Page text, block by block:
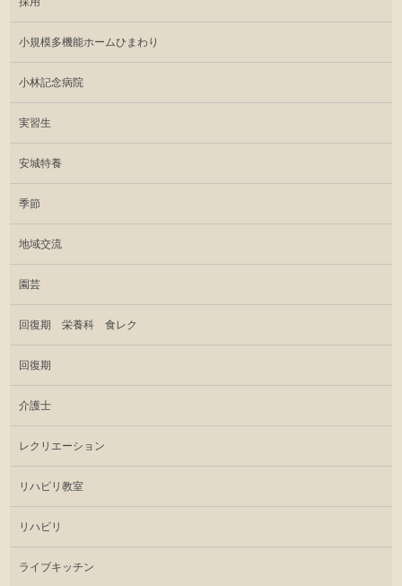
小規模多機能ホームひまわり
小林記念病院
実習生
安城特養
季節
地域交流
園芸
回復期 栄養科 食レク
回復期
介護士
レクリエーション
リハビリ教室
リハビリ
ライブキッチン